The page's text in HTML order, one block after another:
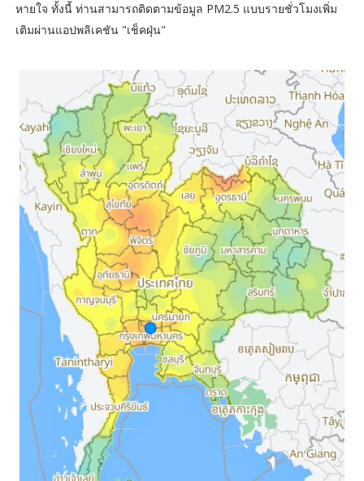
หายใจ ทั้งนี้ ท่านสามารถติดตามข้อมูล PM2.5 แบบรายชั่วโมงเพิ่ม
เติมผ่านแอปพลิเคชัน "เช็คฝุ่น"